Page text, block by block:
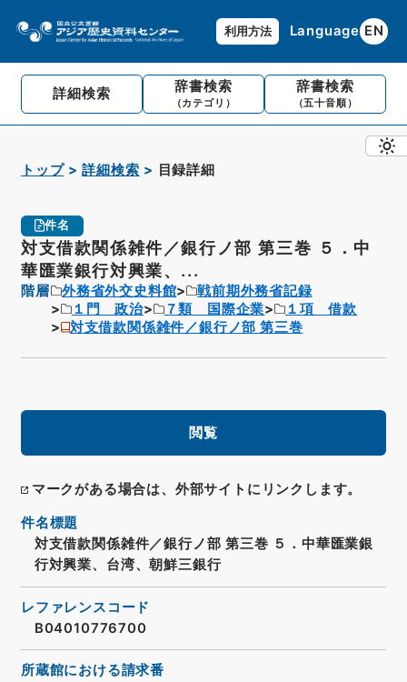
利用方法 Language EN
詳細検索 辞書検索
（カテゴリ）
辞書検索
（五十音順）
トップ 詳細検索 目録詳細
件名
対支借款関係雑件／銀行ノ部 第三巻 ５．中
華匯業銀行対興業、...
階層 外務省外交史料館
戦前期外務省記録
１門 政治
７類 国際企業
１項 借款
対支借款関係雑件／銀行ノ部 第三巻
閲覧
マークがある場合は、外部サイトにリンクします。
件名標題
対支借款関係雑件／銀行ノ部 第三巻 ５．中華匯業銀
行対興業、台湾、朝鮮三銀行
レファレンスコード
B04010776700
所蔵館における請求番